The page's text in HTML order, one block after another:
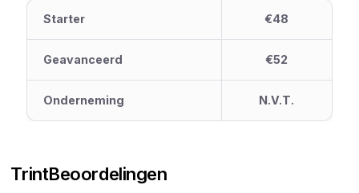
Starter €48
Geavanceerd €52
Onderneming N.V.T.
TrintBeoordelingen